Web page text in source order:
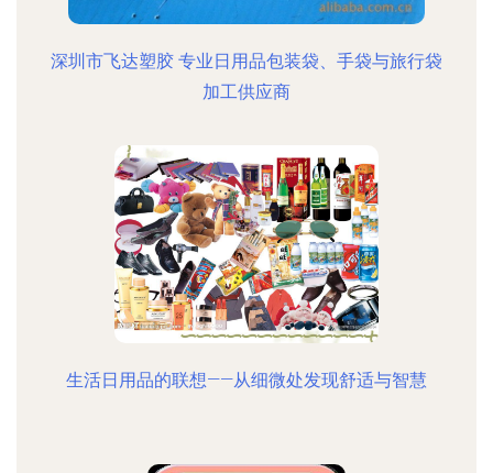
深圳市飞达塑胶 专业日用品包装袋、手袋与旅行袋
加工供应商
生活日用品的联想——从细微处发现舒适与智慧